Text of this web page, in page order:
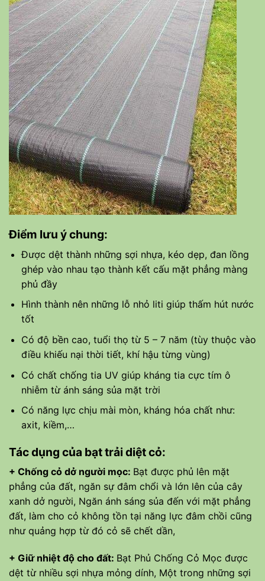
Điểm lưu ý chung:
Được dệt thành những sợi nhựa, kéo dẹp, đan lồng
ghép vào nhau tạo thành kết cấu mặt phẳng màng
phủ đầy
Hình thành nên những lỗ nhỏ liti giúp thấm hút nước
tốt
Có độ bền cao, tuổi thọ từ 5 – 7 năm (tùy thuộc vào
điều khiếu nại thời tiết, khí hậu từng vùng)
Có chất chống tia UV giúp kháng tia cực tím ô
nhiễm từ ánh sáng sủa mặt trời
Có năng lực chịu mài mòn, kháng hóa chất như:
axit, kiềm,…
Tác dụng của bạt trải diệt cỏ:
+ Chống cỏ dở người mọc: Bạt được phủ lên mặt
phẳng của đất, ngăn sự đâm chổi và lớn lên của cây
xanh dở người, Ngăn ánh sáng sủa đến với mặt phẳng
đất, làm cho cỏ không tồn tại năng lực đâm chồi cũng
như quảng hợp từ đó cỏ sẽ chết dần,
+ Giữ nhiệt độ cho đất: Bạt Phủ Chống Cỏ Mọc được
dệt từ nhiều sợi nhựa mỏng dính, Một trong những sợi